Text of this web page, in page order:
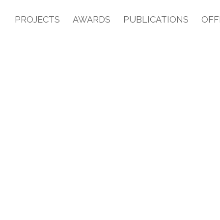
PROJECTS AWARDS PUBLICATIONS